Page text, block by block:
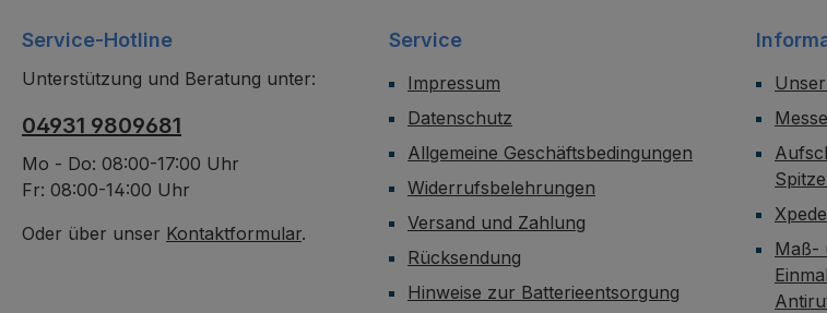
Service-Hotline
Unterstützung und Beratung unter:
04931 9809681
Mo - Do: 08:00-17:00 Uhr
Fr: 08:00-14:00 Uhr
Oder über unser Kontaktformular.
Service
Impressum
Datenschutz
Allgemeine Geschäftsbedingungen
Widerrufsbelehrungen
Versand und Zahlung
Rücksendung
Hinweise zur Batterieentsorgung
Maß-